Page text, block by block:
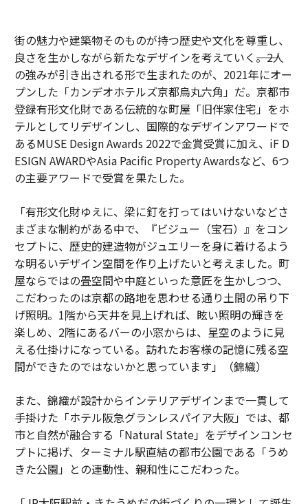
街の魅力や建築物そのものが持つ歴史や文化を尊重し、
良さを生かしながら新たなデザインを考えていく――。2人
の強みが引き出される形で生まれたのが、2021年にオー
プンした「カンデオホテルズ京都烏丸六角」だ。京都市
登録有形文化財である伝統的な町屋「旧伴家住宅」をホ
テルとしてリデザインし、国際的なデザインアワードで
あるMUSE Design Awards 2022で金賞受賞に加え、iF D
ESIGN AWARDやAsia Pacific Property Awardsなど、6つ
の主要アワードで受賞を果たした。
「有形文化財ゆえに、梁に釘を打ってはいけないなどさ
まざまな制約がある中で、『ビジュー（宝石）』をコン
セプトに、歴史的建造物がジュエリーを身に着けるよう
な明るいデザイン空間を作り上げたいと考えました。町
屋ならではの畳空間や中庭といった意匠を生かしつつ、
こだわったのは京都の路地を思わせる通り土間の吊り下
げ照明。1階から天井を見上げれば、眩い照明の輝きを
楽しめ、2階にあるバーの小窓からは、星空のように見
える仕掛けになっている。訪れたお客様の記憶に残る空
間ができたのではないかと思っています」（錦織）
また、錦織が設計からインテリアデザインまで一貫して
手掛けた「ホテル阪急グランレスパイア大阪」では、都
市と自然が融合する「Natural State」をデザインコンセ
プトに掲げ、ターミナル駅直結の都市公園である「うめ
きた公園」との連動性、親和性にこだわった。